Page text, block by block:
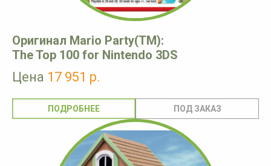
Оригинал Mario Party(TM):
The Top 100 for Nintendo 3DS
Цена 17 951 р.
ПОДРОБНЕЕ